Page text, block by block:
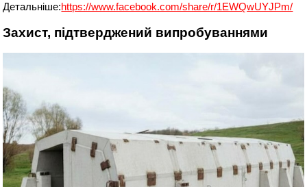
Детальніше:https://www.facebook.com/share/r/1EWQwUYJPm/
Захист, підтверджений випробуваннями